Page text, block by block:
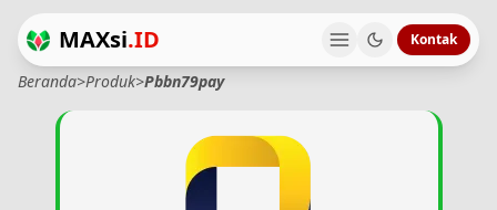
MAXsi.ID Kontak
Beranda>Produk>Pbbn79pay